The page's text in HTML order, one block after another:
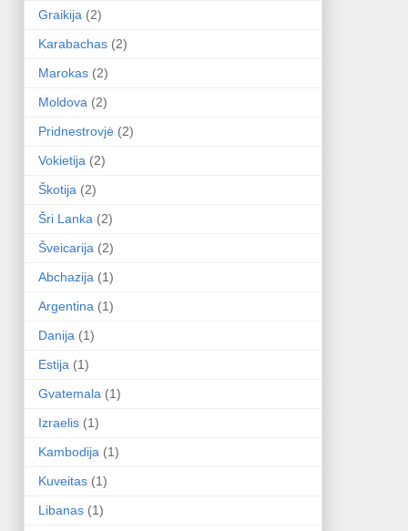
Graikija (2)
Karabachas (2)
Marokas (2)
Moldova (2)
Pridnestrovjė (2)
Vokietija (2)
Škotija (2)
Šri Lanka (2)
Šveicarija (2)
Abchazija (1)
Argentina (1)
Danija (1)
Estija (1)
Gvatemala (1)
Izraelis (1)
Kambodija (1)
Kuveitas (1)
Libanas (1)